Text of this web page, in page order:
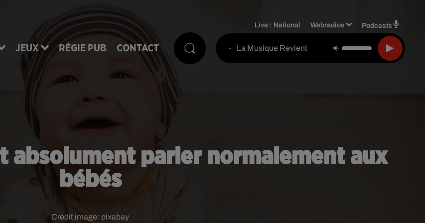
JEUX RÉGIE PUB CONTACT
Live : National Webradios Podcasts
- La Musique Revient
absolument parler normalement aux
bébés
Crédit image: pixabay